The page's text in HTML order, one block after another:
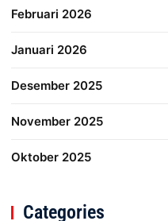
Februari 2026
Januari 2026
Desember 2025
November 2025
Oktober 2025
Categories